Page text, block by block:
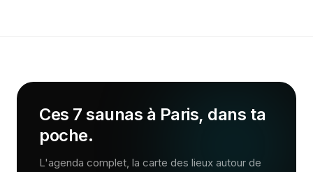
Ces 7 saunas à Paris, dans ta
poche.
L'agenda complet, la carte des lieux autour de